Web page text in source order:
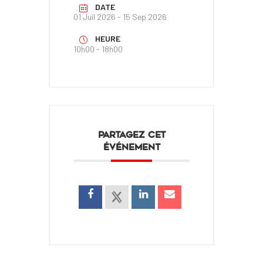
DATE
01 Juil 2026 - 15 Sep 2026
HEURE
10h00 - 18h00
PARTAGEZ CET
ÉVÉNEMENT